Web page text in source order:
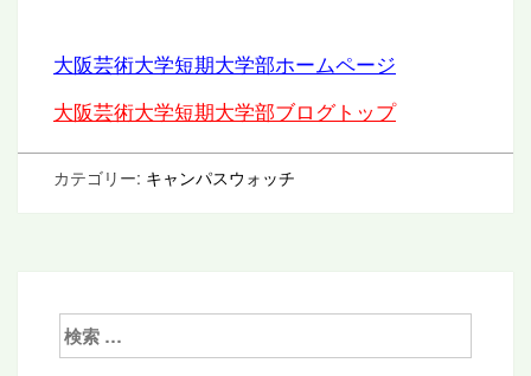
大阪芸術大学短期大学部ホームページ
大阪芸術大学短期大学部ブログトップ
カテゴリー: キャンパスウォッチ
検
索: